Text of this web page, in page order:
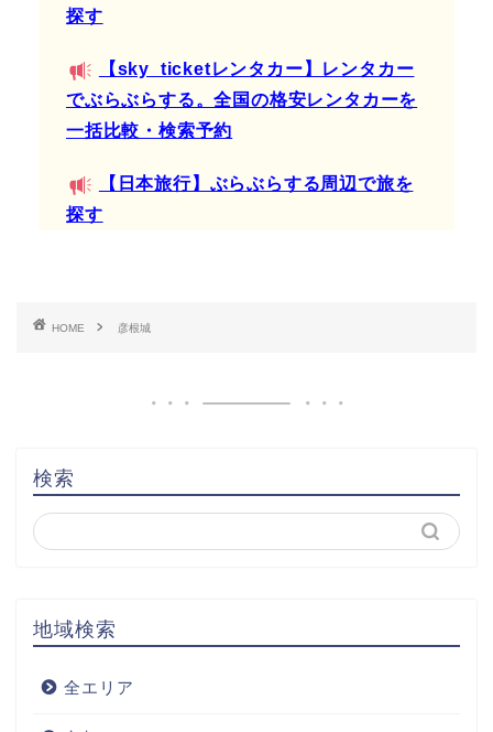
探す
【sky_ticketレンタカー】レンタカー
でぶらぶらする。全国の格安レンタカーを
一括比較・検索予約
【日本旅行】ぶらぶらする周辺で旅を
探す
HOME 彦根城
検索
地域検索
全エリア